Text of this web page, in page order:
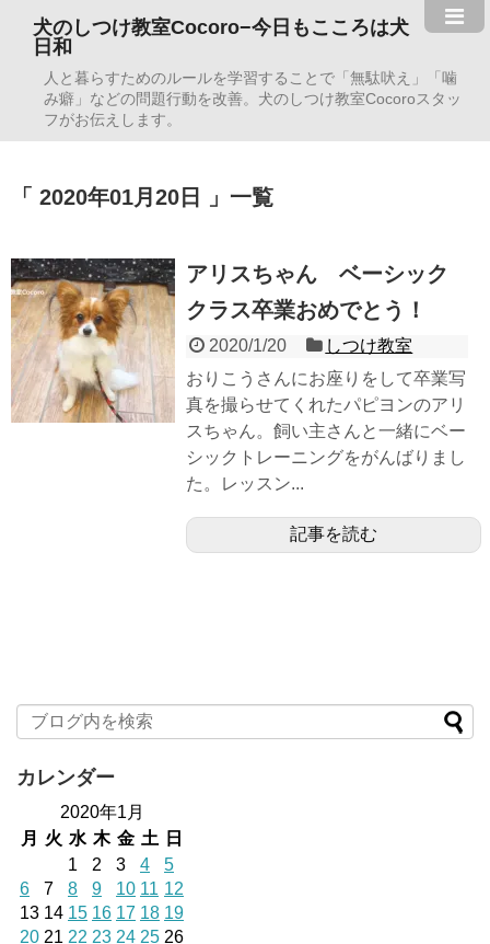
犬のしつけ教室Cocoro−今日もこころは犬
日和
人と暮らすためのルールを学習することで「無駄吠え」「噛
み癖」などの問題行動を改善。犬のしつけ教室Cocoroスタッ
フがお伝えします。
2020年01月20日 一覧
アリスちゃん ベーシック
クラス卒業おめでとう！
2020/1/20
しつけ教室
おりこうさんにお座りをして卒業写
真を撮らせてくれたパピヨンのアリ
スちゃん。飼い主さんと一緒にベー
シックトレーニングをがんばりまし
た。レッスン...
記事を読む
カレンダー
2020年1月
月
火 水 木 金 土
日
1
2 3 4
5
6
7 8 9 10 11 12
13 14 15 16 17 18 19
20 21 22 23 24 25 26